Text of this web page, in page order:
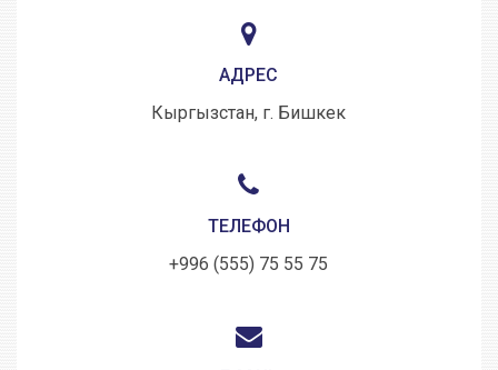
АДРЕС
Кыргызстан, г. Бишкек
ТЕЛЕФОН
+996 (555) 75 55 75